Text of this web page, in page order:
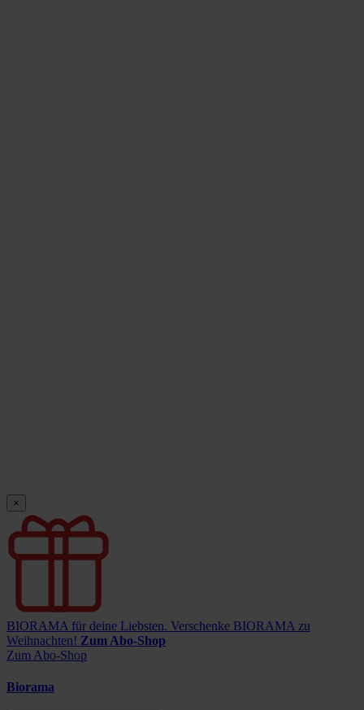
×
BIORAMA für deine Liebsten. Verschenke BIORAMA zu
Weihnachten! Zum Abo-Shop
Zum Abo-Shop
Biorama